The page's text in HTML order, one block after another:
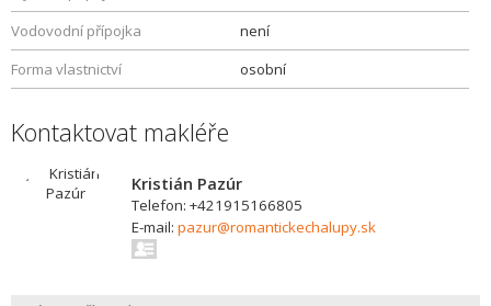
Vodovodní přípojka
není
Forma vlastnictví
osobní
Kontaktovat makléře
Kristián Pazúr
Telefon: +421915166805
E-mail: pazur@romantickechalupy.sk